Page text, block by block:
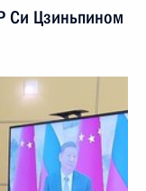
Си Цзиньпином